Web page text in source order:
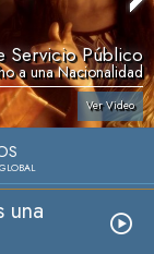
Servicio Público
a una Nacionalidad
Ver Video
una